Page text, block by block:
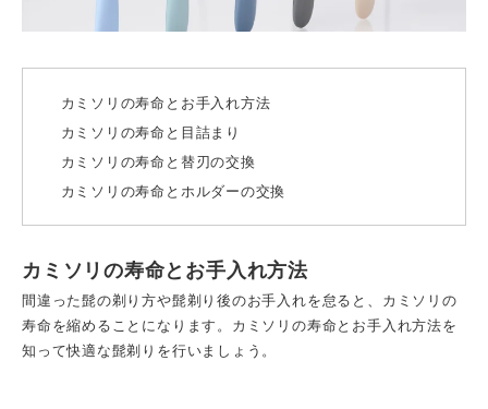
カミソリの寿命とお手入れ方法
カミソリの寿命と目詰まり
カミソリの寿命と替刃の交換
カミソリの寿命とホルダーの交換
カミソリの寿命とお手入れ方法
間違った髭の剃り方や髭剃り後のお手入れを怠ると、カミソリの
寿命を縮めることになります。カミソリの寿命とお手入れ方法を
知って快適な髭剃りを行いましょう。